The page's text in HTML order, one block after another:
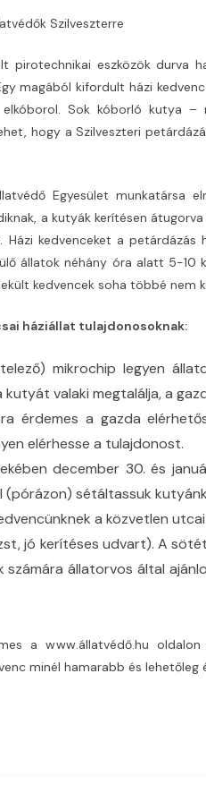
Szilveszterre
pirotechnikai eszközök durva
magából kifordult házi
elkóborol. Sok kóborló kutya
hogy a Szilveszteri
Egyesület munkatársa
a kutyák kerítésen
kedvenceket a petárdázás
állatok néhány óra alatt 5-
kedvencek soha többé nem
háziállat tulajdonosoknak:
mikrochip legyen
kutyát valaki megtalálja, a
érdemes a gazda
elérhesse a tulajdonost.
december 30. és
sétáltassuk
a közvetlen
jó kerítéses udvart). A
számára állatorvos által
a www.állatvédő.hu oldalon
minél hamarabb és lehetőleg